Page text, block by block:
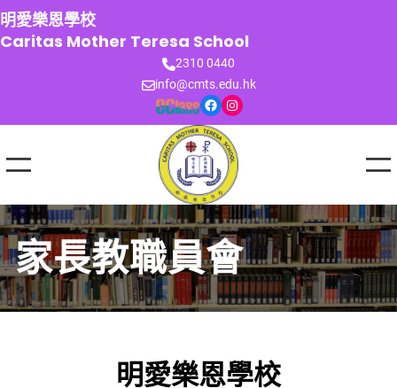
跳
至
主
明愛樂恩學校
Caritas Mother Teresa School
2310 0440
info@cmts.edu.hk
Facebook Instagram
家長教職員會
明愛樂恩學校